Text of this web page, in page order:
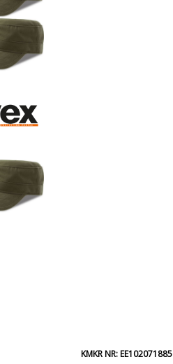
KMKR NR: EE102071885